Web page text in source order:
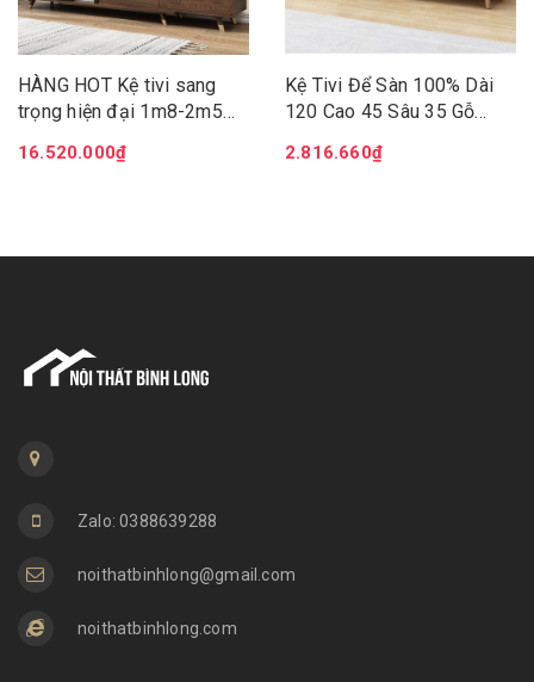
HÀNG HOT Kệ tivi sang
trọng hiện đại 1m8-2m5
cao cấp đa năng sang
16.520.000₫
Kệ Tivi Để Sàn 100% Dài
120 Cao 45 Sâu 35 Gỗ
2.816.660₫
Zalo: 0388639288
noithatbinhlong@gmail.com
noithatbinhlong.com